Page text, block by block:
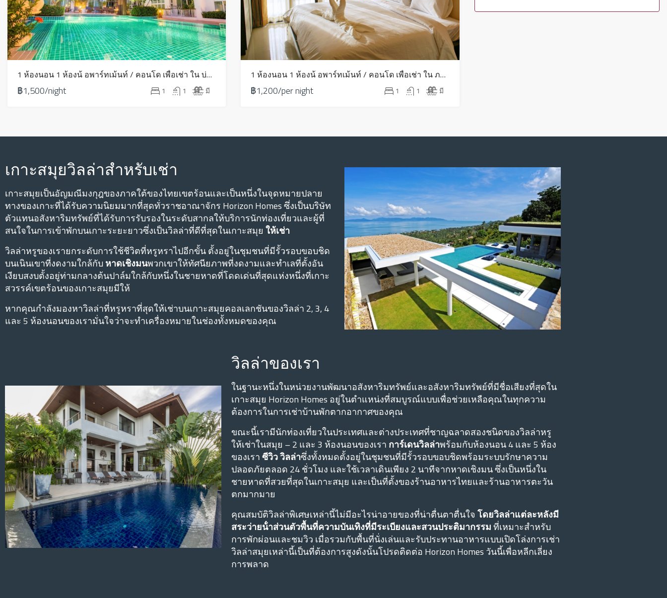
1 ห้องนอน 1 ห้องน้ อพาร์ทเม้นท์ / คอนโด เพื่อเช่า ใน บ่อผุด – HV0077
฿1,500/night 1 1 มี
1 ห้องนอน 1 ห้องน้ อพาร์ทเม้นท์ / คอนโด เพื่อเช่า ใน ภาคตะวันออกเฉียงเหนือ – HR0045
฿1,200/per night 1 1 มี
เกาะสมุยวิลล่าสําหรับเช่า
เกาะสมุยเป็นอัญมณีมงกุฎของภาคใต้ของไทยเขตร้อนและเป็นหนึ่งในจุดหมายปลาย
ทางของเกาะที่ได้รับความนิยมมากที่สุดทั่วราชอาณาจักร Horizon Homes ซึ่งเป็นบริษัท
ตัวแทนอสังหาริมทรัพย์ที่ได้รับการรับรองในระดับสากลให้บริการนักท่องเที่ยวและผู้ที่
สนใจในการเข้าพักบนเกาะระยะยาวซึ่งเป็นวิลล่าที่ดีที่สุดในเกาะสมุย ให้เช่า
วิลล่าหรูของเรายกระดับการใช้ชีวิตที่หรูหราไปอีกขั้น ตั้งอยู่ในชุมชนที่มีรั้วรอบขอบชิด
บนเนินเขาที่งดงามใกล้กับหาดเชิงมนพวกเขาให้ทัศนียภาพที่งดงามและทําเลที่ตั้งอัน
เงียบสงบตั้งอยู่ท่ามกลางต้นปาล์มใกล้กับหนึ่งในชายหาดที่โดดเด่นที่สุดแห่งหนึ่งที่เกาะ
สวรรค์เขตร้อนของเกาะสมุยมีให้
หากคุณกําลังมองหาวิลล่าที่หรูหราที่สุดให้เช่าบนเกาะสมุยคอลเลกชันของวิลล่า 2, 3, 4
และ 5 ห้องนอนของเรามั่นใจว่าจะทําเครื่องหมายในช่องทั้งหมดของคุณ
วิลล่าของเรา
ในฐานะหนึ่งในหน่วยงานพัฒนาอสังหาริมทรัพย์และอสังหาริมทรัพย์ที่มีชื่อเสียงที่สุดใน
เกาะสมุย Horizon Homes อยู่ในตําแหน่งที่สมบูรณ์แบบเพื่อช่วยเหลือคุณในทุกความ
ต้องการในการเช่าบ้านพักตากอากาศของคุณ
ขณะนี้เรามีนักท่องเที่ยวในประเทศและต่างประเทศที่ชาญฉลาดสองชนิดของวิลล่าหรู
ให้เช่าในสมุย – 2 และ 3 ห้องนอนของเรา การ์เดนวิลล่าพร้อมกับห้องนอน 4 และ 5 ห้อง
ของเราซีวิว วิลล่าซึ่งทั้งหมดตั้งอยู่ในชุมชนที่มีรั้วรอบขอบชิดพร้อมระบบรักษาความ
ปลอดภัยตลอด 24 ชั่วโมง และใช้เวลาเดินเพียง 2 นาทีจากหาดเชิงมน ซึ่งเป็นหนึ่งใน
ชายหาดที่สวยที่สุดในเกาะสมุย และเป็นที่ตั้งของร้านอาหารไทยและร้านอาหารตะวัน
ตกมากมาย
คุณสมบัติวิลล่าพิเศษเหล่านี้ไม่มีอะไรน่าอายของที่น่าตื่นตาตื่นใจ โดยวิลล่าแต่ละหลังมี
สระว่ายน้ําส่วนตัวพื้นที่ความบันเทิงที่มีระเบียงและสวนประติมากรรมที่เหมาะสําหรับ
การพักผ่อนและชมวิว เมื่อรวมกับพื้นที่นั่งเล่นและรับประทานอาหารแบบเปิดโล่งการเช่า
วิลล่าสมุยเหล่านี้เป็นที่ต้องการสูงดังนั้นโปรดติดต่อ Horizon Homes วันนี้เพื่อหลีกเลี่ยง
การพลาด